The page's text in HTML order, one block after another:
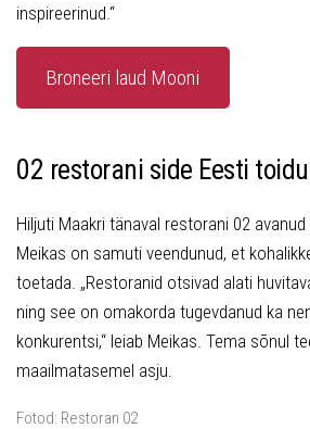
inspireerinud.“
Broneeri laud Mooni
02 restorani side Eesti
Hiljuti Maakri tänaval restorani 02
Meikas on samuti veendunud, et
toetada. „Restoranid otsivad alati
ning see on omakorda tugevdanud ka
konkurentsi,“ leiab Meikas. Tema sõnul
maailmatasemel asju.
Fotod: Restoran 02